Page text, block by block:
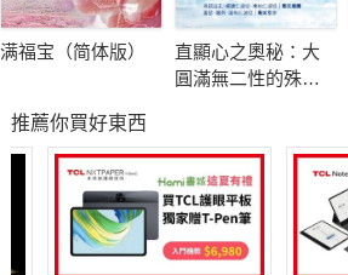
满福宝（简体版）
直顯心之奧秘：大
圓滿無二性的殊勝
推薦你買好東西